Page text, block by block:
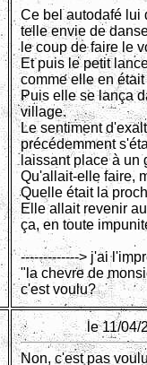
Ce bel autodafé lui
telle envie de
le coup de faire le
Et puis le petit
comme elle en était
Puis elle se lança
village.
Le sentiment
précédemment
laissant place à un
Qu'allait-elle faire,
Quelle était la
Elle allait revenir
ça, en toute
-------------> j'ai
"la chevre de
c'est voulu?
le 11/04/
Non, c'est pas